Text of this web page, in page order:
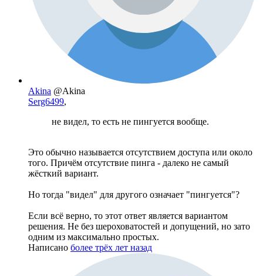
Akina @Akina
Serg6499,
не видел, то есть не пингуется вообще.
Это обычно называется отсутствием доступа или около
того. Причём отсутствие пинга - далеко не самый
жёсткий вариант.
Но тогда "видел" для другого означает "пингуется"?
Если всё верно, то этот ответ является вариантом
решения. Не без шероховатостей и допущений, но зато
одним из максимально простых.
Написано более трёх лет назад